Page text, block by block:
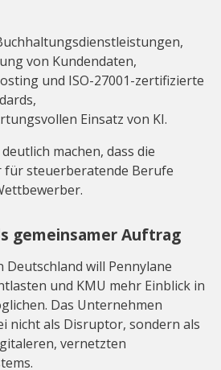
von Kundendaten,
und ISO-27001-zertifizierte
Einsatz von KI.
machen, dass die
steuerberatende Berufe
gemeinsamer Auftrag
will Pennylane
und KMU mehr Einblick in
Das Unternehmen
nicht als Disruptor, sondern als
vernetzten